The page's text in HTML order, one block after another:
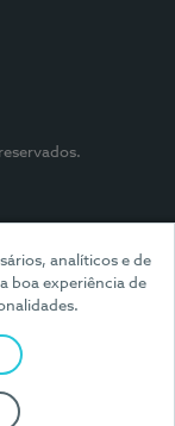
analíticos e de
boa experiência de